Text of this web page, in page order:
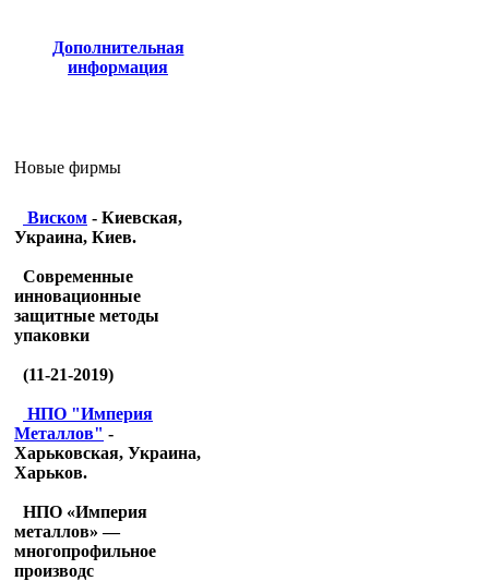
Дополнительная
информация
Новые фирмы
Виском - Киевская,
Украина, Киев.
Современные
инновационные
защитные методы
упаковки
(11-21-2019)
НПО "Империя
Металлов" -
Харьковская, Украина,
Харьков.
НПО «Империя
металлов» —
многопрофильное
производс